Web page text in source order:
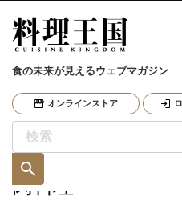
食の未来が見えるウェブマガジン
オンラインストア
肉料理